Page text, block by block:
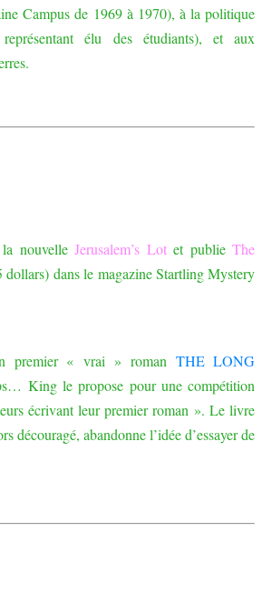
Campus de 1969 à 1970), à la politique
représentant élu des étudiants), et aux
la nouvelleJerusalem’s Lotet publieThe
dollars) dans le magazine Startling Mystery
premier « vrai » roman THE LONG
King le propose pour une compétition
écrivant leur premier roman ». Le livre
découragé, abandonne l’idée d’essayer de